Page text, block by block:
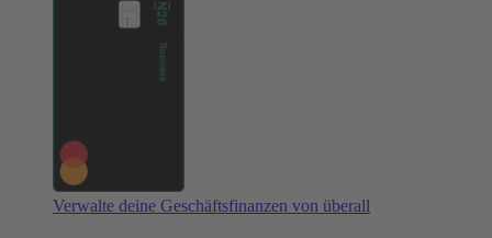
Verwalte deine Geschäftsfinanzen von überall